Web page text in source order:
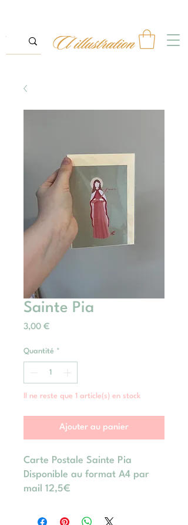
Sainte Pia
3,00 €Prix
Quantité *
Il ne reste que 1 article(s) en stock
Ajouter au panier
Carte Postale Sainte Pia
Disponible au format A4 par
mail 12,5€